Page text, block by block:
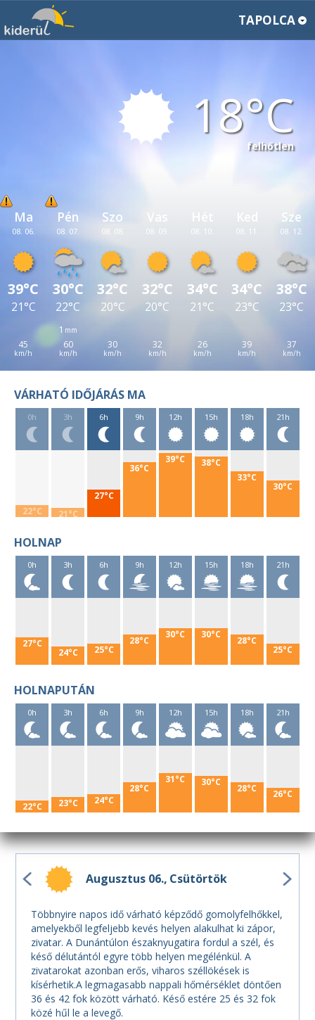
TAPOLCA
18
felhőtlen
Ma
08. 06.
39°C
21°C
45
Pén
08. 07.
30°C
22°C
1
60
Szo
08. 08.
32°C
20°C
30
08. 09.
32°C
20°C
32
08. 10.
34°C
21°C
26
08. 11.
34°C
23°C
39
Sze
08. 12.
38°C
23°C
37
VÁRHATÓ IDŐJÁRÁS MA
0h
22°C
3h
21°C
6h
27°C
9h
36°C
12h
39°C
15h
38°C
18h
33°C
21h
30°C
HOLNAP
0h
27°C
3h
24°C
6h
25°C
9h
28°C
12h
30°C
15h
30°C
18h
28°C
21h
25°C
HOLNAPUTÁN
0h
22°C
3h
23°C
6h
24°C
9h
28°C
12h
31°C
15h
30°C
18h
28°C
21h
26°C
Augusztus 06. Csütörtök
Többnyire napos idő várható képződő gomolyfelhőkkel,
amelyekből legfeljebb kevés helyen alakulhat ki zápor,
zivatar. A Dunántúlon északnyugatira fordul a szél, és
késő délutántól egyre több helyen megélénkül. A
zivatarokat azonban erős, viharos széllökések is
kísérhetik.A legmagasabb nappali hőmérséklet döntően
36 és 42 fok között várható. Késő estére 25 és 32 fok
közé hűl le a levegő.